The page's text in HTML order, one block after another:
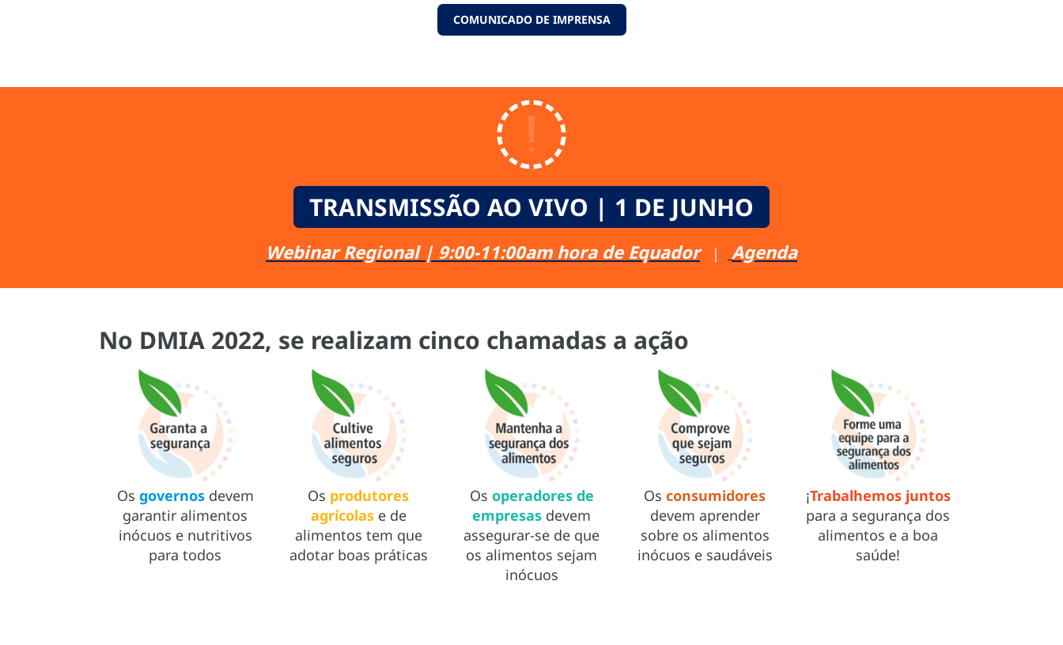
COMUNICADO DE IMPRENSA
TRANSMISSÃO AO VIVO | 1 DE JUNHO
Webinar Regional | 9:00-11:00am hora de Equador| Agenda
No DMIA 2022, se realizam cinco chamadas a ação
Os governos devem
garantir alimentos
inócuos e nutritivos
para todos
Os produtores
agrícolase de
alimentos tem que
adotar boas práticas
Os operadores de
empresas devem
assegurar-se de que
os alimentos sejam
inócuos
Os consumidores
devem aprender
sobre os alimentos
inócuos e saudáveis
¡Trabalhemos juntos
para a segurança dos
alimentos e a boa
saúde!